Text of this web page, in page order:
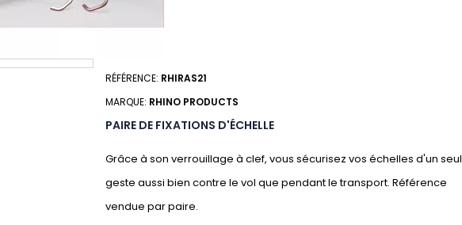
RÉFÉRENCE: RHIRAS21
MARQUE: RHINO PRODUCTS
PAIRE DE FIXATIONS D'ÉCHELLE
Grâce à son verrouillage à clef, vous sécurisez vos échelles d'un seul
geste aussi bien contre le vol que pendant le transport. Référence
vendue par paire.